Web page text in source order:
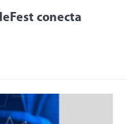
conecta